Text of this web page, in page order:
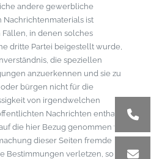
andere gewerbliche
ist
in denen solches
dritte Partei beigestellt wurde,
die speziellen
anzuerkennen und sie zu
bürgen nicht für die
von irgendwelchen
Nachrichten enthalten
die hier Bezug genommen wird.
dieser Seiten fremde
Bestimmungen verletzen, so bitten